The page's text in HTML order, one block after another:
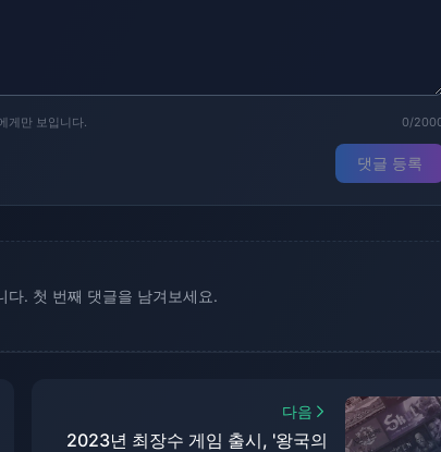
게만 보입니다. 0/
댓글 등록
다. 첫 번째 댓글을 남겨보세요.
다음
2023년 최장수 게임 출시, '왕국의